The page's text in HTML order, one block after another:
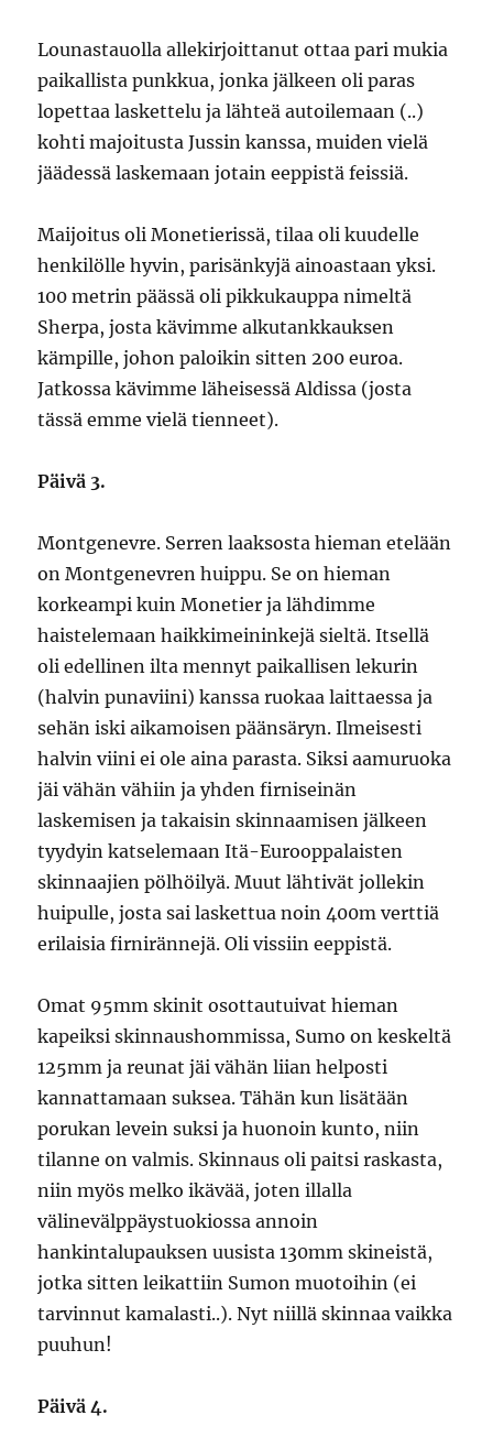
Lounastauolla allekirjoittanut ottaa pari mukia
paikallista punkkua, jonka jälkeen oli paras
lopettaa laskettelu ja lähteä autoilemaan (..)
kohti majoitusta Jussin kanssa, muiden vielä
jäädessä laskemaan jotain eeppistä feissiä.
Maijoitus oli Monetierissä, tilaa oli kuudelle
henkilölle hyvin, parisänkyjä ainoastaan yksi.
100 metrin päässä oli pikkukauppa nimeltä
Sherpa, josta kävimme alkutankkauksen
kämpille, johon paloikin sitten 200 euroa.
Jatkossa kävimme läheisessä Aldissa (josta
tässä emme vielä tienneet).
Päivä 3.
Montgenevre. Serren laaksosta hieman etelään
on Montgenevren huippu. Se on hieman
korkeampi kuin Monetier ja lähdimme
haistelemaan haikkimeininkejä sieltä. Itsellä
oli edellinen ilta mennyt paikallisen lekurin
(halvin punaviini) kanssa ruokaa laittaessa ja
sehän iski aikamoisen päänsäryn. Ilmeisesti
halvin viini ei ole aina parasta. Siksi aamuruoka
jäi vähän vähiin ja yhden firniseinän
laskemisen ja takaisin skinnaamisen jälkeen
tyydyin katselemaan Itä-Eurooppalaisten
skinnaajien pölhöilyä. Muut lähtivät jollekin
huipulle, josta sai laskettua noin 400m verttiä
erilaisia firnirännejä. Oli vissiin eeppistä.
Omat 95mm skinit osottautuivat hieman
kapeiksi skinnaushommissa, Sumo on keskeltä
125mm ja reunat jäi vähän liian helposti
kannattamaan suksea. Tähän kun lisätään
porukan levein suksi ja huonoin kunto, niin
tilanne on valmis. Skinnaus oli paitsi raskasta,
niin myös melko ikävää, joten illalla
välinevälppäystuokiossa annoin
hankintalupauksen uusista 130mm skineistä,
jotka sitten leikattiin Sumon muotoihin (ei
tarvinnut kamalasti..). Nyt niillä skinnaa vaikka
puuhun!
Päivä 4.